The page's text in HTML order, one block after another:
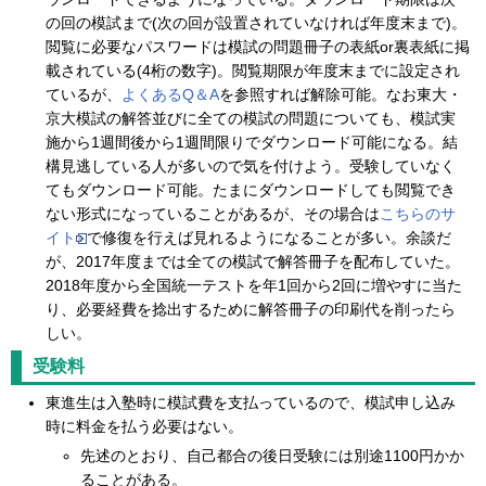
の回の模試まで(次の回が設置されていなければ年度末まで)。
閲覧に必要なパスワードは模試の問題冊子の表紙or裏表紙に掲
載されている(4桁の数字)。閲覧期限が年度末までに設定され
ているが、
よくあるQ＆Aを参照すれば解除可能。なお東大・
京大模試の解答並びに全ての模試の問題についても、模試実
施から1週間後から1週間限りでダウンロード可能になる。結
構見逃している人が多いので気を付けよう。受験していなく
てもダウンロード可能。たまにダウンロードしても閲覧でき
ない形式になっていることがあるが、その場合はこちらのサ
イト
で修復を行えば見れるようになることが多い。余談だ
が、2017年度までは全ての模試で解答冊子を配布していた。
2018年度から全国統一テストを年1回から2回に増やすに当た
り、必要経費を捻出するために解答冊子の印刷代を削ったら
しい。
受験料
東進生は入塾時に模試費を支払っているので、模試申し込み
時に料金を払う必要はない。
先述のとおり、自己都合の後日受験には別途1100円かか
ることがある。